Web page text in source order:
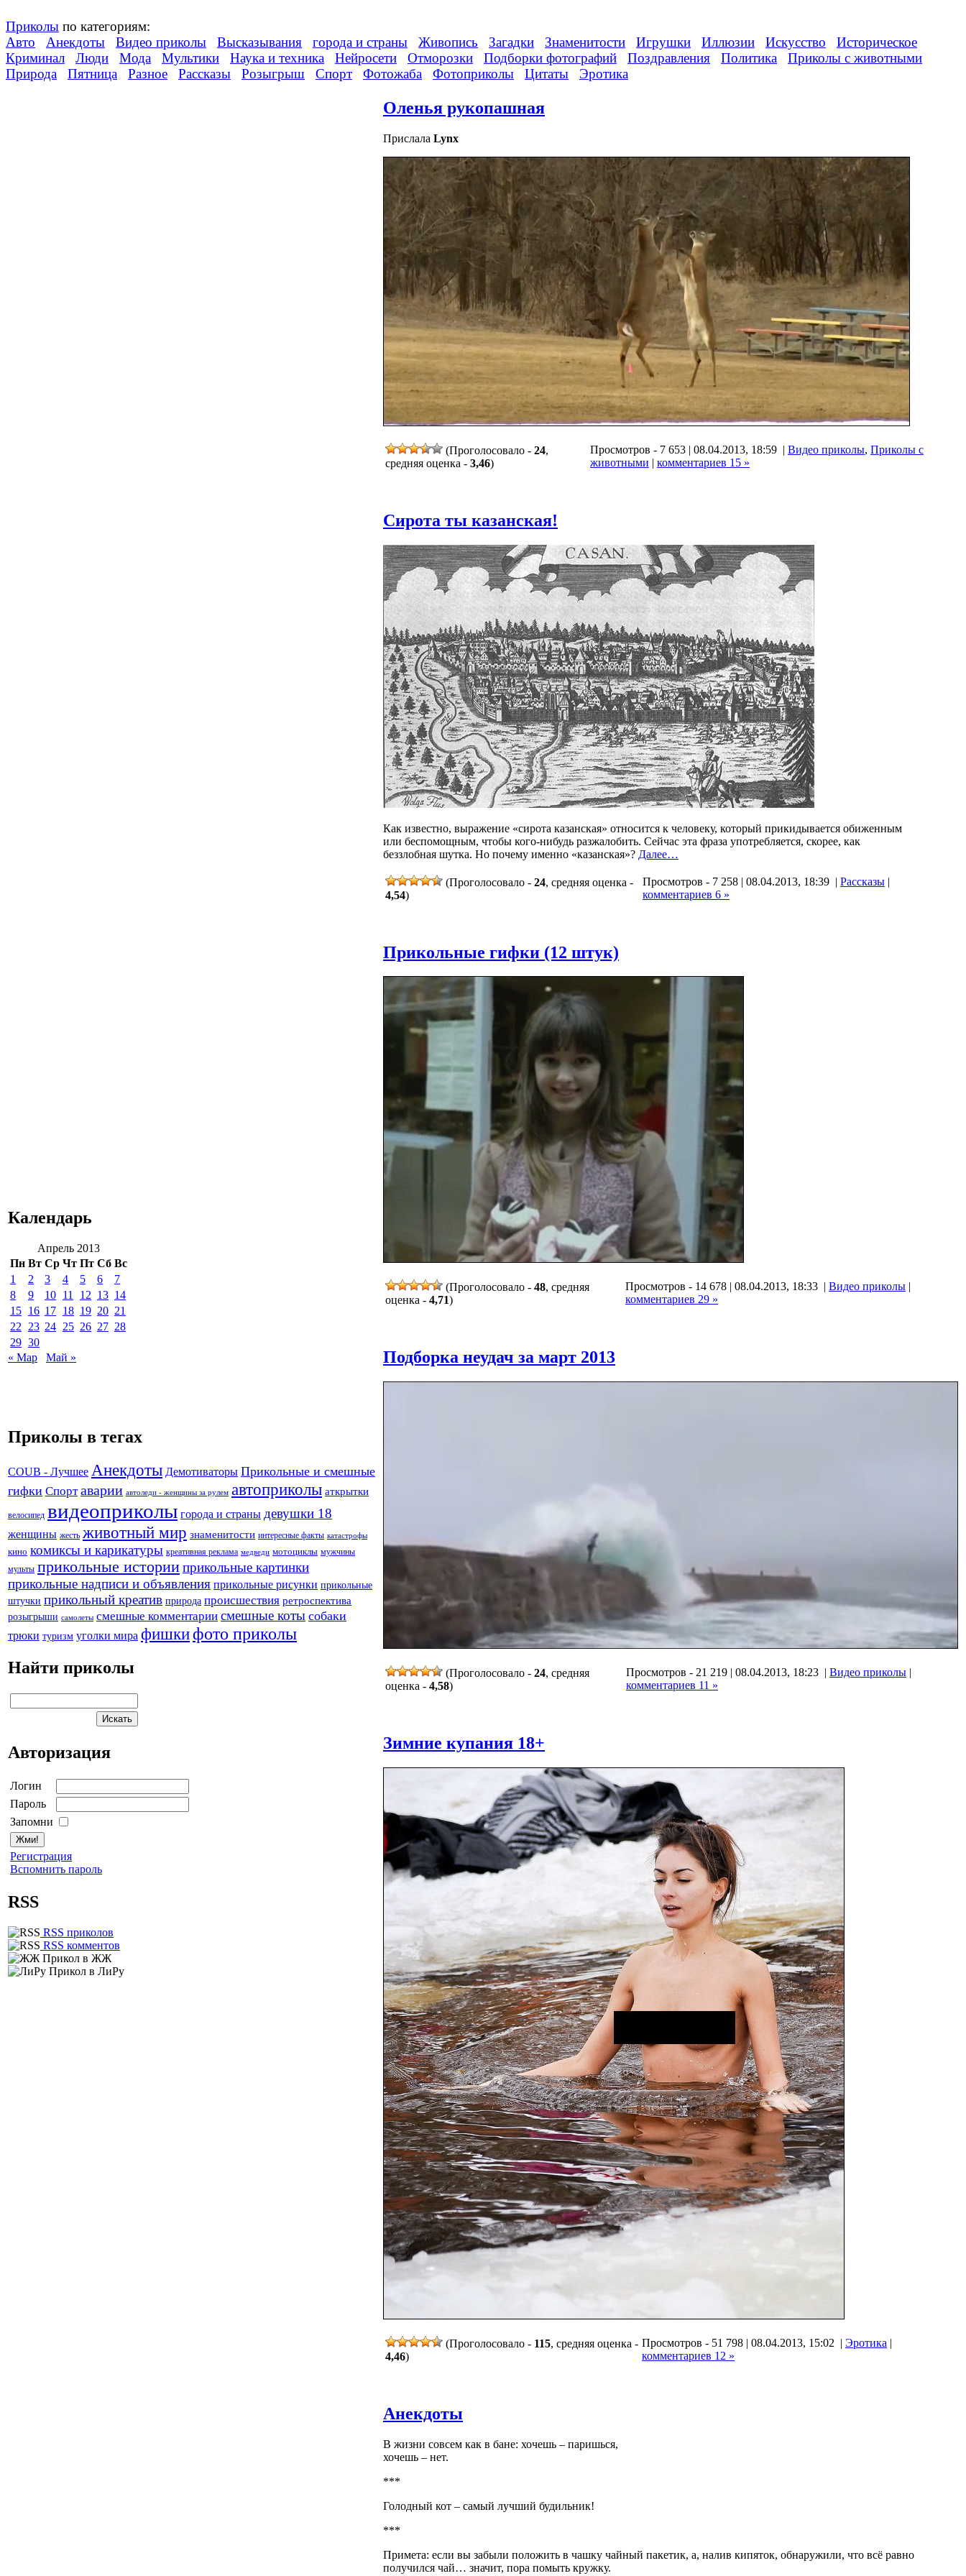
Приколы по категориям:
Авто
Анекдоты Видео приколы Высказывания города и страны Живопись Загадки Знаменитости Игрушки Иллюзии Искусство
Историческое
Криминал
Люди Мода Мультики Наука и техника Нейросети Отморозки Подборки фотографий Поздравления Политика
Приколы с животными
Природа
Пятница Разное Рассказы Розыгрыш Спорт Фотожаба Фотоприколы Цитаты Эротика
Календарь
Апрель 2013
Пн Вт Ср Чт Пт Сб Вс
1
2 3 4 5 6
7
8
9 10 11 12 13 14
15 16 17 18 19 20 21
22
23 24 25 26 27 28
29 30
« Мар
Май »
Приколы в тегах
COUB - Лучшее Анекдоты Демотиваторы Прикольные и смешные
гифки Спорт аварии автоледи - женщины за рулем автоприколы аткрытки
велосипед видеоприколы города и страны девушки 18
женщины жесть животный мир знаменитости интересные факты катастрофы
кино комиксы и карикатуры креативная реклама медведи мотоциклы мужчины
мульты прикольные историиприкольные картинки
прикольные надписи и объявления прикольные рисунки прикольные
штучки прикольный креатив природа происшествия ретроспектива
розыгрыши самолеты смешные комментарии смешные коты собаки
трюки туризм уголки мира фишкифото приколы
Найти приколы
Авторизация
Логин
Пароль
Запомни
Регистрация
Вспомнить пароль
RSS
RSS приколов
RSS комментов
Прикол в ЖЖ
Прикол в ЛиРу
Оленья рукопашная
Прислала Lynx
(Проголосовало - 24,
средняя оценка - 3,46)
Просмотров - 7 653 | 08.04.2013, 18:59 | Видео приколы, Приколы с
животными | комментариев 15 »
Сирота ты казанская!
Как известно, выражение «сирота казанская» относится к человеку, который прикидывается обиженным
или беспомощным, чтобы кого-нибудь разжалобить. Сейчас эта фраза употребляется, скорее, как
беззлобная шутка. Но почему именно «казанская»? Далее…
(Проголосовало - 24, средняя оценка -
4,54)
Просмотров - 7 258 | 08.04.2013, 18:39 | Рассказы |
комментариев 6 »
Прикольные гифки (12 штук)
(Проголосовало - 48, средняя
оценка - 4,71)
Просмотров - 14 678 | 08.04.2013, 18:33 | Видео приколы |
комментариев 29 »
Подборка неудач за март 2013
(Проголосовало - 24, средняя
оценка - 4,58)
Просмотров - 21 219 | 08.04.2013, 18:23 | Видео приколы |
комментариев 11 »
Зимние купания 18+
(Проголосовало - 115, средняя оценка -
4,46)
Просмотров - 51 798 | 08.04.2013, 15:02 | Эротика |
комментариев 12 »
Анекдоты
В жизни совсем как в бане: хочешь – паришься,
хочешь – нет.
***
Голодный кот – самый лучший будильник!
***
Примета: если вы забыли положить в чашку чайный пакетик, а, налив кипяток, обнаружили, что всё равно
получился чай… значит, пора помыть кружку.